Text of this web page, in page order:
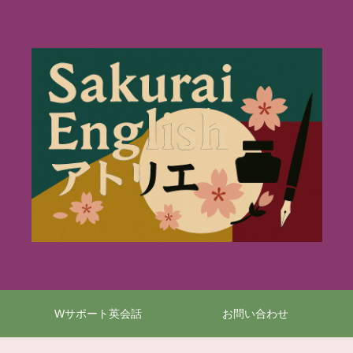
Wサポート英会話 お問い合わせ